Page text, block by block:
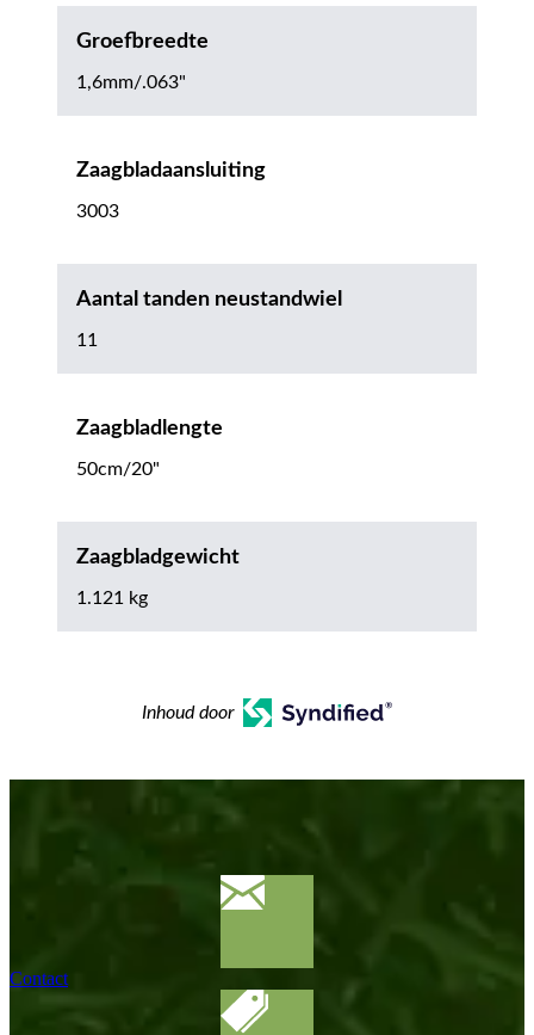
Groefbreedte
1,6mm/.063"
Zaagbladaansluiting
3003
Aantal tanden neustandwiel
11
Zaagbladlengte
50cm/20"
Zaagbladgewicht
1.121 kg
Inhoud door
Contact